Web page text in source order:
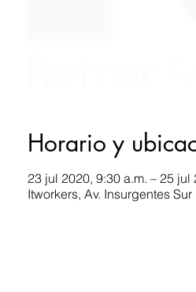
Horario y
23 jul 2020, 9:30 a.m. – 25 jul
Itworkers, Av. Insurgentes